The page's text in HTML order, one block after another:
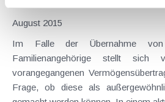
August 2015
Im Falle der Übernahme von Pflegekosten durch
Familienangehörige stellt sich vor allem bei einer
vorangegangenen Vermögensübertragung in der
Frage, ob diese als außergewöhnliche Belastung geltend